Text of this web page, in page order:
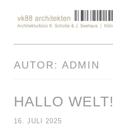
zum
AUTOR: ADMIN
HALLO WELT!
16. JULI 2025